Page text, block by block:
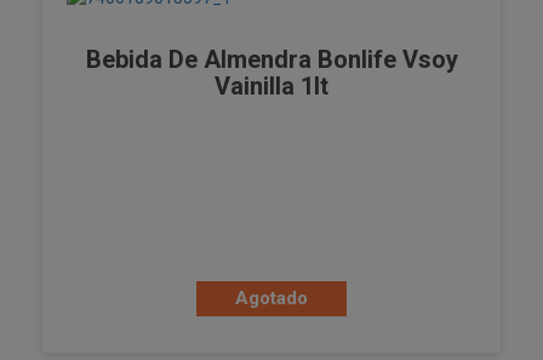
Bebida De Almendra Bonlife Vsoy
Vainilla 1lt
Agotado